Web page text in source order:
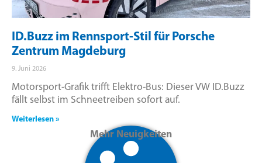
ID.Buzz im Rennsport-Stil für Porsche
Zentrum Magdeburg
9. Juni 2026
Motorsport-Grafik trifft Elektro-Bus: Dieser VW ID.Buzz
fällt selbst im Schneetreiben sofort auf.
Weiterlesen »
Mehr Neuigkeiten